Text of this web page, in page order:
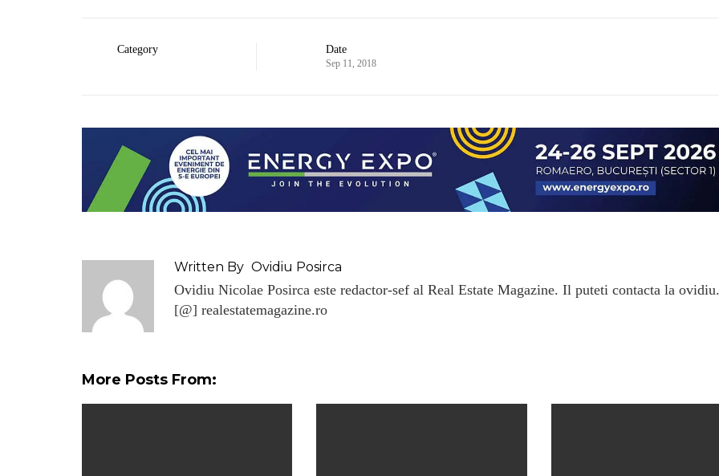
Category Date
Sep 11, 2018
Written By Ovidiu Posirca
Ovidiu Nicolae Posirca este redactor-sef al Real Estate Magazine. Il puteti contacta la
[@] realestatemagazine.ro
More Posts From: